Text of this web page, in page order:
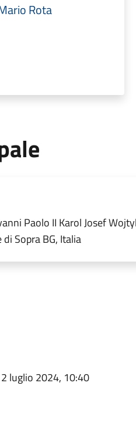
Rota
Paolo II Karol Josef
Sopra BG, Italia
luglio 2024, 10:40